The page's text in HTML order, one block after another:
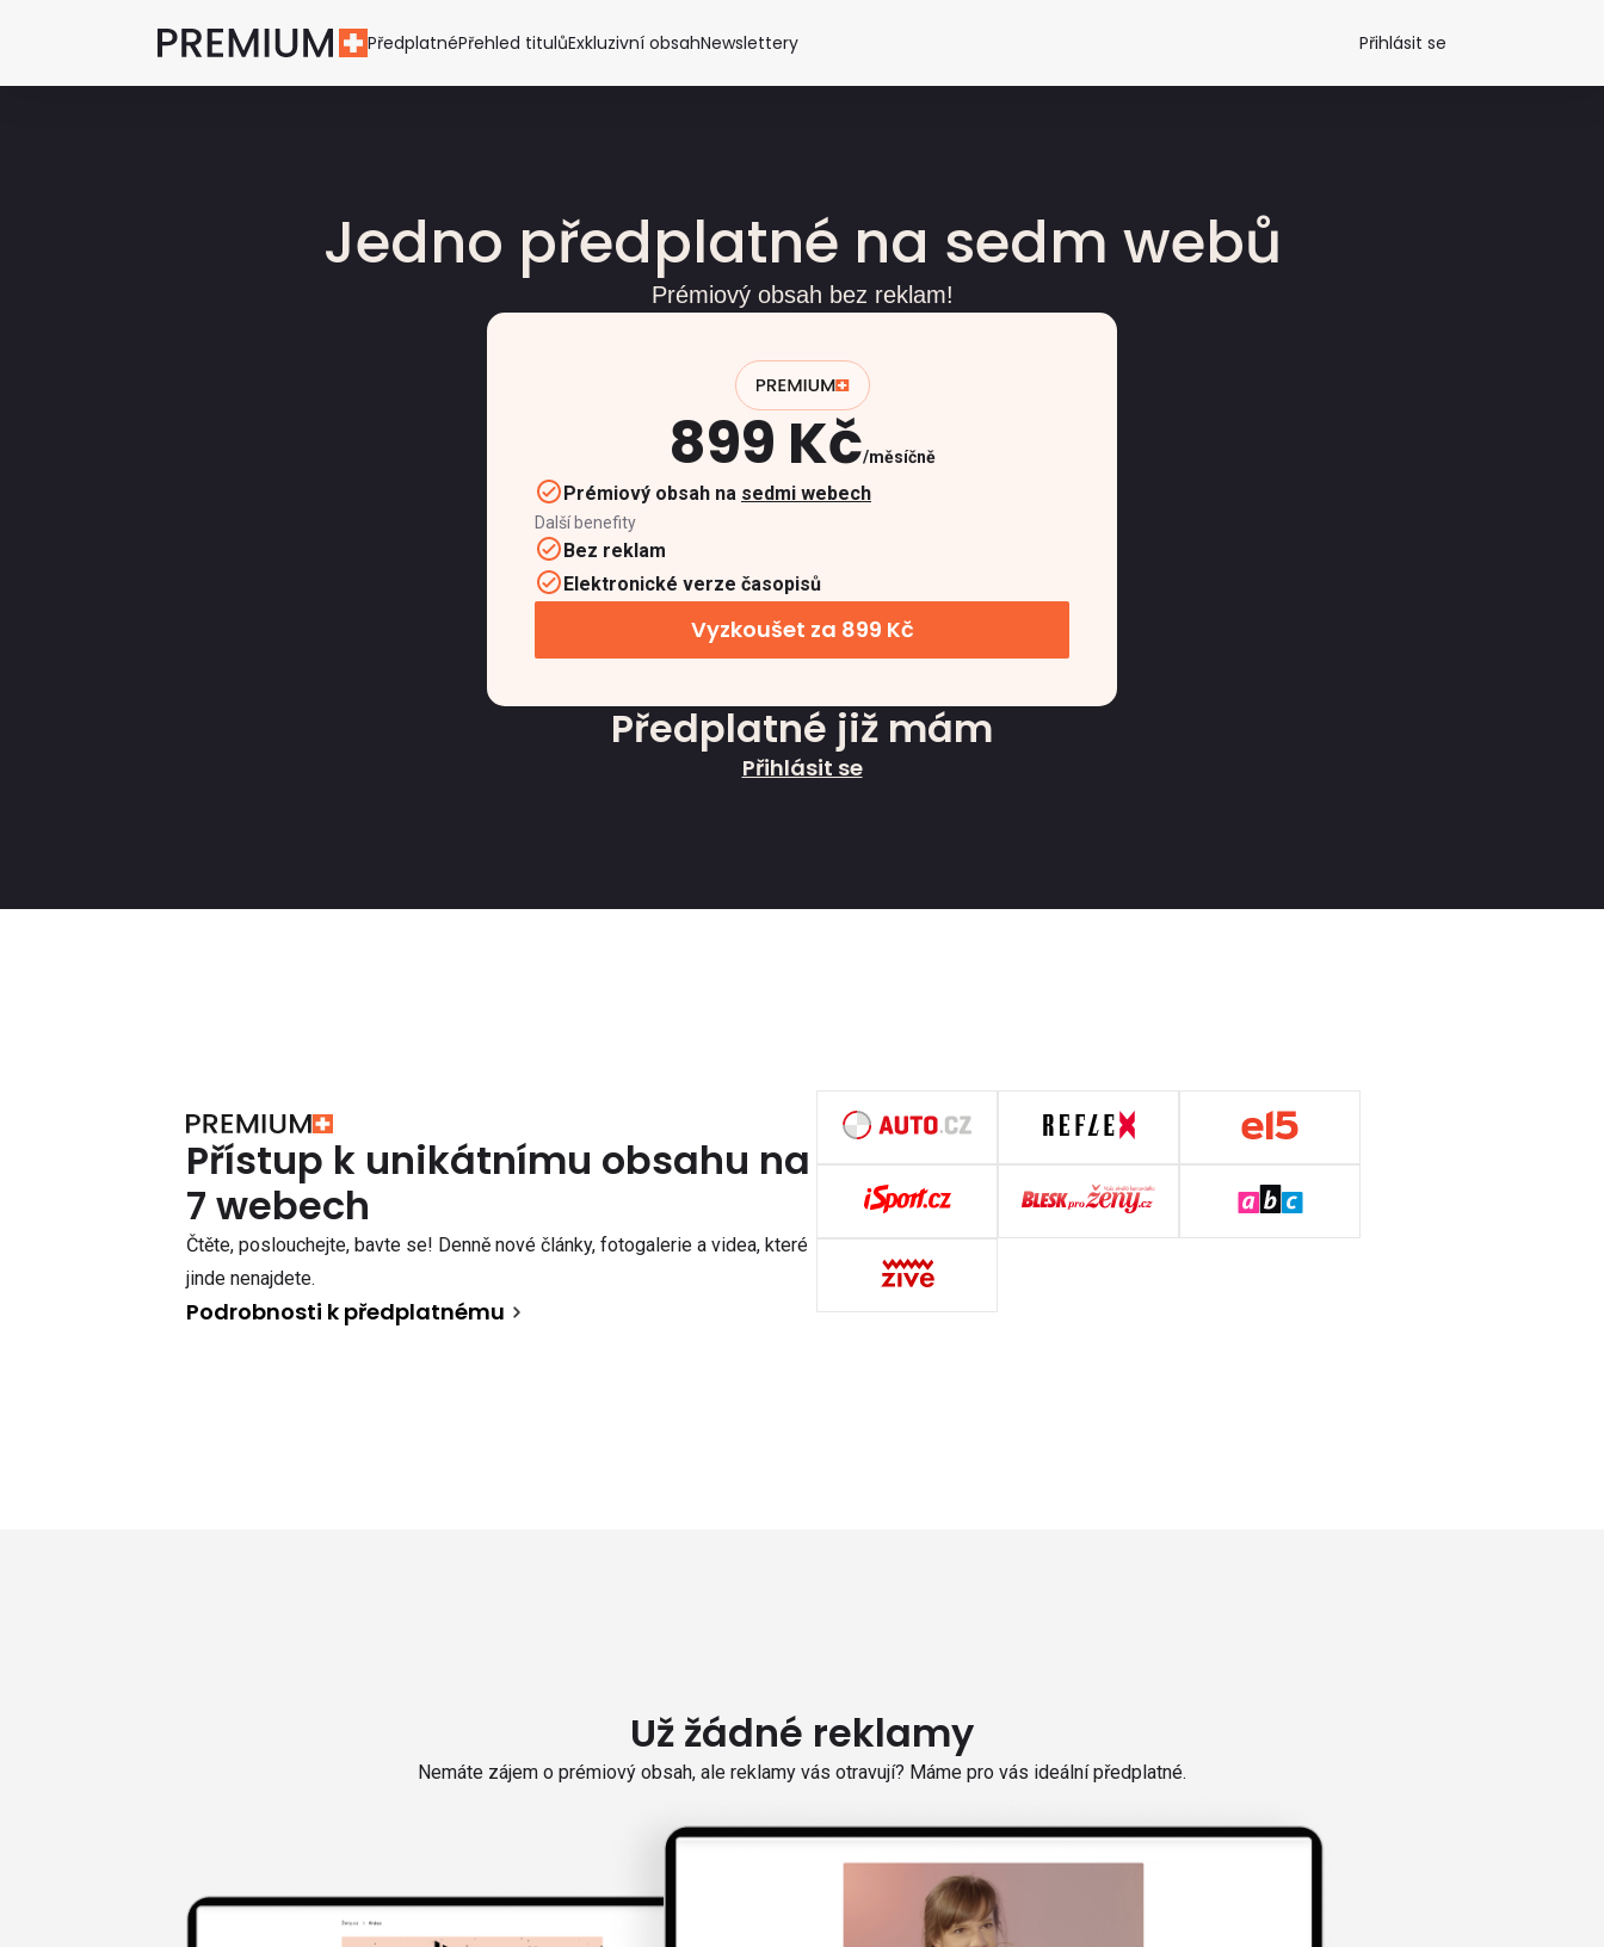
PředplatnéPřehled titulůExkluzivní obsahNewslettery Přihlásit se
Jedno předplatné na sedm webů
Prémiový obsah bez reklam!
899 Kč měsíčně
Prémiový obsah na sedmi webech
Další benefity
Bez reklam
Elektronické verze časopisů
Vyzkoušet za 899 Kč
Předplatné již mám
Přihlásit se
Přístup k unikátnímu obsahu na
7 webech
Čtěte, poslouchejte, bavte se! Denně nové články, fotogalerie a videa, které
jinde nenajdete.
Podrobnosti k předplatnému
Už žádné reklamy
Nemáte zájem o prémiový obsah, ale reklamy vás otravují? Máme pro vás ideální předplatné.